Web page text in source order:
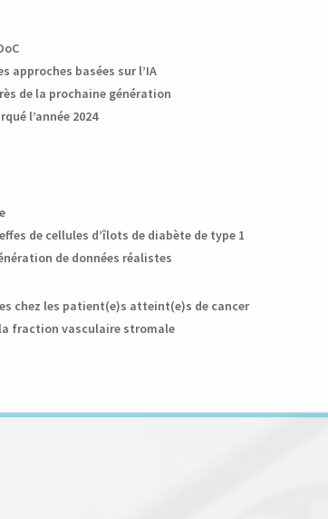
approches basées sur l’IA
de la prochaine génération
l’année 2024
de cellules d’îlots de diabète de type 1
de données réalistes
chez les patient(e)s atteint(e)s de cancer
fraction vasculaire stromale